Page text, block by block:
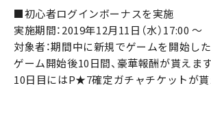
■初心者ログインボーナスを実施
実施期間：2019年12月11日（水）17:00 ～
対象者：期間中に新規でゲームを開始し
ゲーム開始後10日間、豪華報酬が貰えます
10日目にはP★7確定ガチャチケットが貰